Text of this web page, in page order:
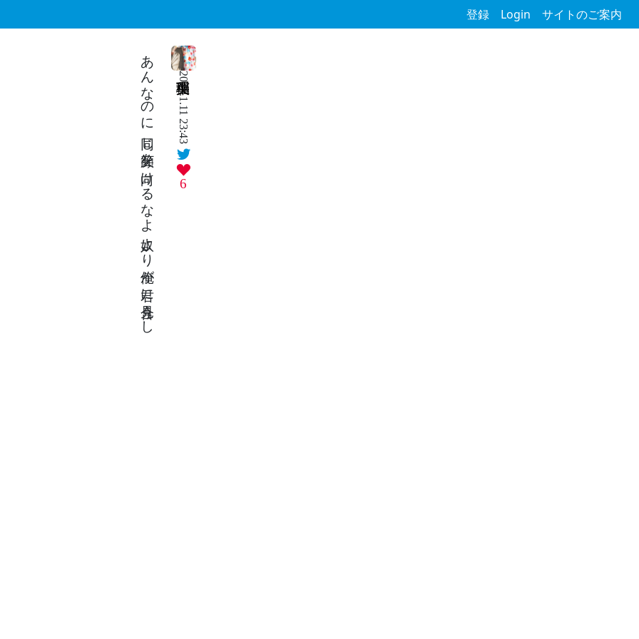
登録 Login サイトのご案内
2025.1.11 23:43
6
あんなのに 同じ笑顔を 向けるなよ 奴より俺が 君に見合うし